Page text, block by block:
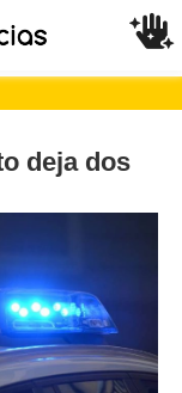
deja dos